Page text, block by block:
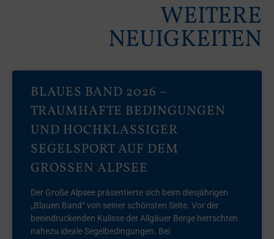
WEITERE
NEUIGKEITEN
BLAUES BAND 2026 –
TRAUMHAFTE BEDINGUNGEN
UND HOCHKLASSIGER
SEGELSPORT AUF DEM
GROSSEN ALPSEE
Der Große Alpsee präsentierte sich beim diesjährigen
„Blauen Band“ von seiner schönsten Seite. Vor der
beeindruckenden Kulisse der Allgäuer Berge herrschten
nahezu ideale Segelbedingungen. Bei